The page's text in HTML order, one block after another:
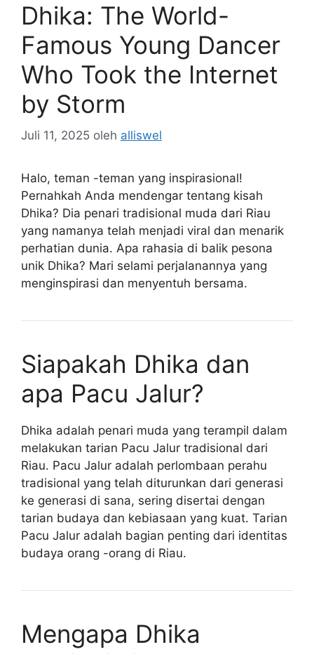
Dhika: The World-
Famous Young Dancer
Who Took the Internet
by Storm
Juli 11, 2025 oleh alliswel
Halo, teman -teman yang inspirasional!
Pernahkah Anda mendengar tentang kisah
Dhika? Dia penari tradisional muda dari Riau
yang namanya telah menjadi viral dan menarik
perhatian dunia. Apa rahasia di balik pesona
unik Dhika? Mari selami perjalanannya yang
menginspirasi dan menyentuh bersama.
Siapakah Dhika dan
apa Pacu Jalur?
Dhika adalah penari muda yang terampil dalam
melakukan tarian Pacu Jalur tradisional dari
Riau. Pacu Jalur adalah perlombaan perahu
tradisional yang telah diturunkan dari generasi
ke generasi di sana, sering disertai dengan
tarian budaya dan kebiasaan yang kuat. Tarian
Pacu Jalur adalah bagian penting dari identitas
budaya orang -orang di Riau.
Mengapa Dhika